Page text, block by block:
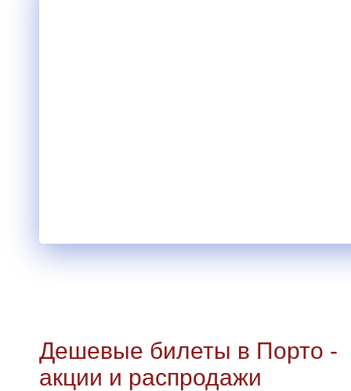
Дешевые билеты в Порто -
акции и распродажи